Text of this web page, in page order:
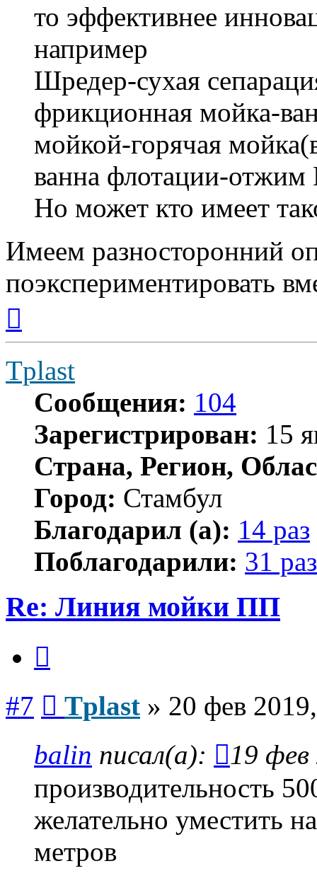
то эффективнее
например
Шредер-сухая
фрикционная мойка-
мойкой-горячая
ванна флотации-
Но может кто имеет
Имеем разносторонний
поэкспериментировать
началу
Tplast
Сообщения: 104
Зарегистрирован: 15
Страна, Регион,
Город: Стамбул
Благодарил (а): 14 раз
Поблагодарили: 31 раз
Re: Линия мойки ПП
#7 Tplast » 20 фев
balin писал(а):
19
производительность
желательно уместить
метров